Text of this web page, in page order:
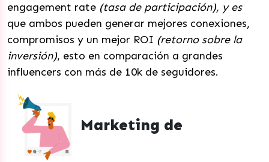
engagement rate (tasa de participación), y es
que ambos pueden generar mejores conexiones,
compromisos y un mejor ROI (retorno sobre la
inversión), esto en comparación a grandes
influencers con más de 10k de seguidores.
Marketing de